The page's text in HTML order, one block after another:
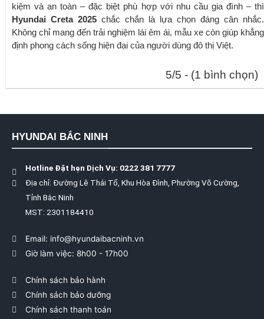
kiệm và an toàn – đặc biệt phù hợp với nhu cầu gia đình – thì
Hyundai Creta 2025 chắc chắn là lựa chọn đáng cân nhắc.
Không chỉ mang đến trải nghiệm lái êm ái, mẫu xe còn giúp khẳng
định phong cách sống hiện đại của người dùng đô thị Việt.
5/5 - (1 bình chọn)
HYUNDAI BẮC NINH
Hotline Đặt hẹn Dịch Vụ: 0222 381 7777
Địa chỉ: Đường Lê Thái Tổ, Khu Hòa Đình, Phường Võ Cường,
Tỉnh Bắc Ninh
MST: 2301184410
Email: info@hyundaibacninh.vn
Giờ làm việc: 8h00 - 17h00
Chính sách bảo hành
Chính sách bảo dưỡng
Chính sách thanh toán